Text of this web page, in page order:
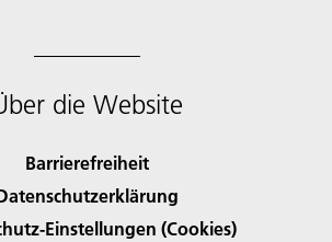
die Website
Barrierefreiheit
Einstellungen (Cookies)